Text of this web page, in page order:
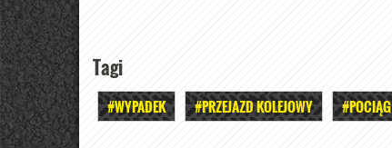
Tagi
#WYPADEK #PRZEJAZD KOLEJOWY #POCIĄG